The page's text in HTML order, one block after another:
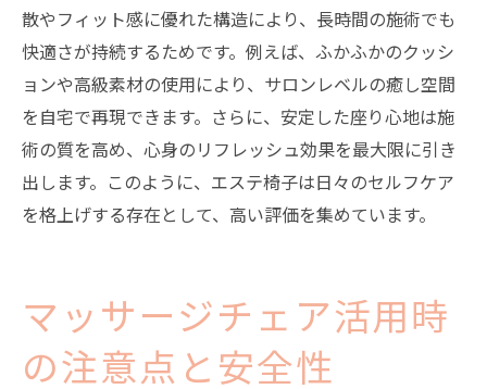
散やフィット感に優れた構造により、長時間の施術でも
快適さが持続するためです。例えば、ふかふかのクッシ
ョンや高級素材の使用により、サロンレベルの癒し空間
を自宅で再現できます。さらに、安定した座り心地は施
術の質を高め、心身のリフレッシュ効果を最大限に引き
出します。このように、エステ椅子は日々のセルフケア
を格上げする存在として、高い評価を集めています。
マッサージチェア活用時
の注意点と安全性